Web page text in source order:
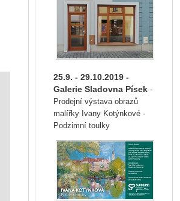
25.9. - 29.10.2019 -
Galerie Sladovna Písek -
Prodejní výstava obrazů
malířky Ivany Kotýnkové -
Podzimní toulky